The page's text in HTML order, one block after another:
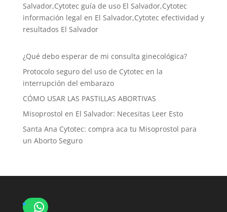
Salvador,Cytotec guía de uso El Salvador,Cytotec
información legal en El Salvador,Cytotec efectividad y
resultados El Salvador
¿Qué debo esperar de mi consulta ginecológica?
Protocolo seguro del uso de Cytotec en la
interrupción del embarazo
CÓMO USAR LAS PASTILLAS ABORTIVAS
Misoprostol en El Salvador: Necesitas Leer Esto
Santa Ana Cytotec: compra aca tu Misoprostol para
un Aborto Seguro
WhatsApp